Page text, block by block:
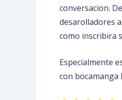
conversacion.
desarolladores
como inscribira
Especialmente
con